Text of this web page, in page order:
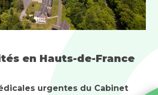
en Hauts-de-France
urgentes du Cabinet